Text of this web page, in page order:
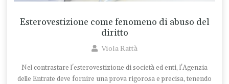
Esterovestizione come fenomeno di abuso del
diritto
Viola Rattà
Nel contrastare l'esterovestizione di società ed enti, l'Agenzia
delle Entrate deve fornire una prova rigorosa e precisa, tenendo